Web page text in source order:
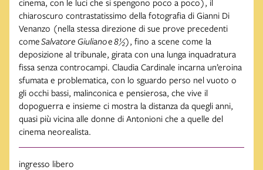
cinema, con le luci che si spengono poco a poco), il
chiaroscuro contrastatissimo della fotografia di Gianni Di
Venanzo (nella stessa direzione di sue prove precedenti
comeSalvatore Giulianoe8½), fino a scene come la
deposizione al tribunale, girata con una lunga inquadratura
fissa senza controcampi. Claudia Cardinale incarna un’eroina
sfumata e problematica, con lo sguardo perso nel vuoto o
gli occhi bassi, malinconica e pensierosa, che vive il
dopoguerra e insieme ci mostra la distanza da quegli anni,
quasi più vicina alle donne di Antonioni che a quelle del
cinema neorealista.
ingresso libero